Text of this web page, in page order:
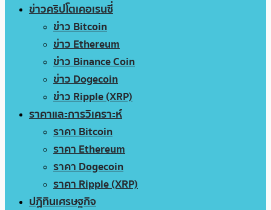
ข่าวคริปโตเคอเรนซี่
ข่าว Bitcoin
ข่าว Ethereum
ข่าว Binance Coin
ข่าว Dogecoin
ข่าว Ripple (XRP)
ราคาและการวิเคราะห์
ราคา Bitcoin
ราคา Ethereum
ราคา Dogecoin
ราคา Ripple (XRP)
ปฏิทินเศรษฐกิจ